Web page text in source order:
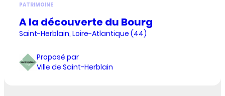
PATRIMOINE
A la découverte du Bourg
Saint-Herblain, Loire-Atlantique (44)
Proposé par
Ville de Saint-Herblain